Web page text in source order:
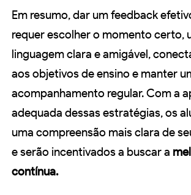
Em resumo, dar um feedback
requer escolher o momento certo,
linguagem clara e amigável,
aos objetivos de ensino e manter
acompanhamento regular. Com a
adequada dessas estratégias, os
uma compreensão mais clara de
e serão incentivados a buscar a
contínua.